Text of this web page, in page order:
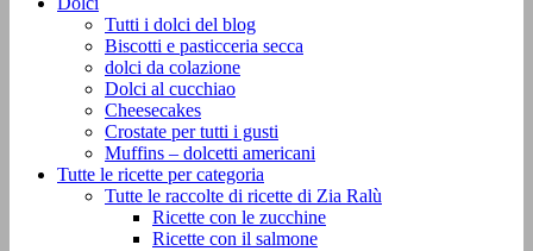
Tutti i dolci del blog
Biscotti e pasticceria secca
dolci da colazione
Dolci al cucchiao
Cheesecakes
Crostate per tutti i gusti
Muffins – dolcetti americani
Tutte le ricette per categoria
Tutte le raccolte di ricette di Zia Ralù
Ricette con le zucchine
Ricette con il salmone